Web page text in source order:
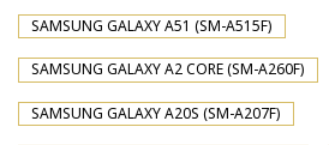
SAMSUNG GALAXY A51 (SM-A515F)
SAMSUNG GALAXY A2 CORE (SM-A260F)
SAMSUNG GALAXY A20S (SM-A207F)